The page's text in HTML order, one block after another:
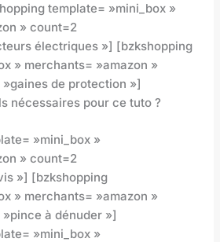
template= »mini_box »
» count=2
électriques »] [bzkshopping
» merchants= »amazon »
de protection »]
nécessaires pour ce tuto ?
»mini_box »
» count=2
»] [bzkshopping
» merchants= »amazon »
à dénuder »]
»mini_box »